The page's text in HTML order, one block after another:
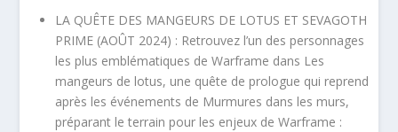
LA QUÊTE DES MANGEURS DE LOTUS ET SEVAGOTH
PRIME (AOÛT 2024) : Retrouvez l’un des personnages
les plus emblématiques de Warframe dans Les
mangeurs de lotus, une quête de prologue qui reprend
après les événements de Murmures dans les murs,
préparant le terrain pour les enjeux de Warframe :